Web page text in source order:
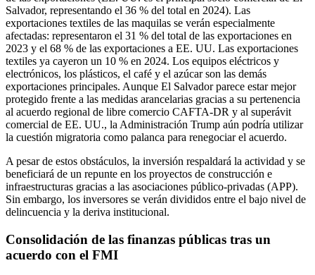
Salvador, representando el 36 % del total en 2024). Las
exportaciones textiles de las maquilas se verán especialmente
afectadas: representaron el 31 % del total de las exportaciones en
2023 y el 68 % de las exportaciones a EE. UU. Las exportaciones
textiles ya cayeron un 10 % en 2024. Los equipos eléctricos y
electrónicos, los plásticos, el café y el azúcar son las demás
exportaciones principales. Aunque El Salvador parece estar mejor
protegido frente a las medidas arancelarias gracias a su pertenencia
al acuerdo regional de libre comercio CAFTA-DR y al superávit
comercial de EE. UU., la Administración Trump aún podría utilizar
la cuestión migratoria como palanca para renegociar el acuerdo.
A pesar de estos obstáculos, la inversión respaldará la actividad y se
beneficiará de un repunte en los proyectos de construcción e
infraestructuras gracias a las asociaciones público-privadas (APP).
Sin embargo, los inversores se verán divididos entre el bajo nivel de
delincuencia y la deriva institucional.
Consolidación de las finanzas públicas tras un
acuerdo con el FMI